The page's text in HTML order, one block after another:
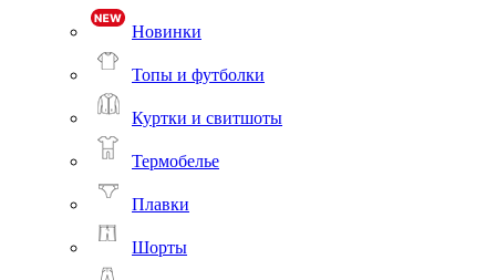
Новинки
Топы и футболки
Куртки и свитшоты
Термобелье
Плавки
Шорты